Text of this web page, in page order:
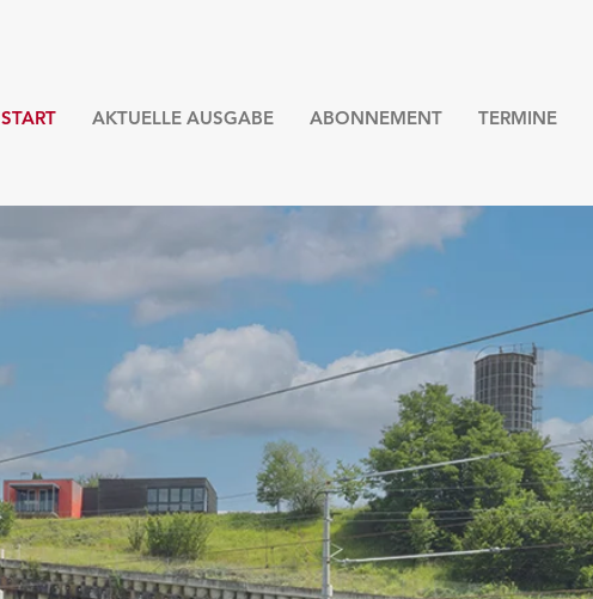
START AKTUELLE AUSGABE ABONNEMENT TERMINE